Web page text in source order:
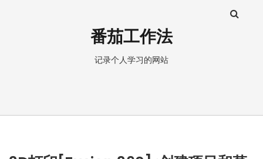
番茄工作法
记录个人学习的网站